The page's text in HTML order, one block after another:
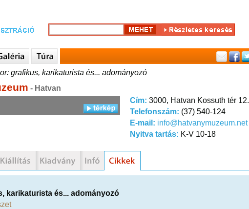
grafikus, karikaturista és... adományozó
- Hatvan
Cím: 3000, Hatvan Kossuth tér 12.
Telefonszám: (37) 540-124
E-mail: info@hatvanymuzeum.net
Nyitva tartás: K-V 10-18
karikaturista és... adományozó